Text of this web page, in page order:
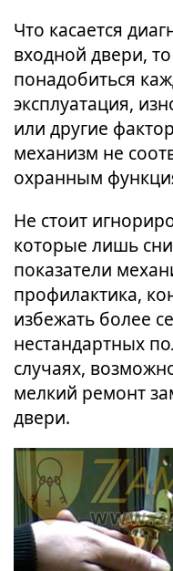
Что касается
входной двери,
понадобиться
эксплуатация,
или другие
механизм не
охранным
Не стоит
которые лишь
показатели
профилактика,
избежать более
нестандартных
случаях,
мелкий ремонт
двери.